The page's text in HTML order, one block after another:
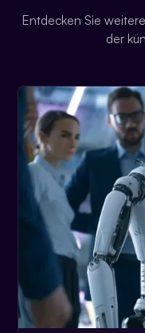
Entdecken Sie
der